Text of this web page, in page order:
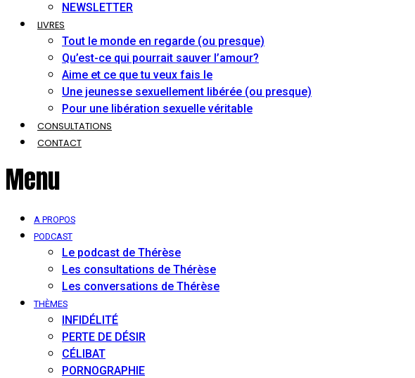
NEWSLETTER
LIVRES
Tout le monde en regarde (ou presque)
Qu’est-ce qui pourrait sauver l’amour?
Aime et ce que tu veux fais le
Une jeunesse sexuellement libérée (ou presque)
Pour une libération sexuelle véritable
CONSULTATIONS
CONTACT
Menu
A PROPOS
PODCAST
Le podcast de Thérèse
Les consultations de Thérèse
Les conversations de Thérèse
THÈMES
INFIDÉLITÉ
PERTE DE DÉSIR
CÉLIBAT
PORNOGRAPHIE